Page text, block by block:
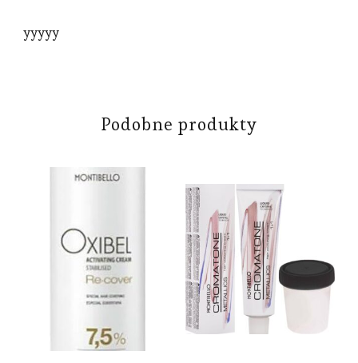
yyyyy
Podobne produkty